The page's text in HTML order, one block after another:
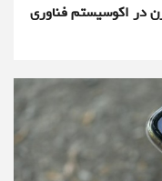
در اکوسیستم فناوری